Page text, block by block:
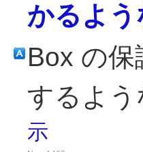
かるよ
Box の
するよ
示